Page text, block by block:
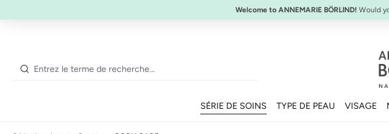
Welcome to ANNEMARIE BÖRLIND! Would
SÉRIE DE SOINS TYPE DE PEAU VISAGE